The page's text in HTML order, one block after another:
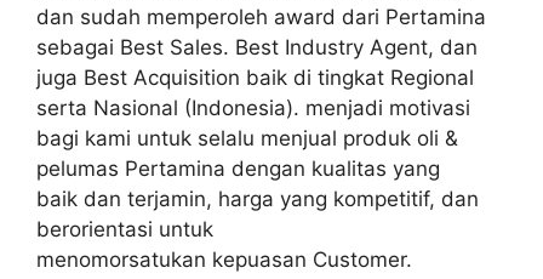
dan sudah memperoleh award dari Pertamina
sebagai Best Sales. Best Industry Agent, dan
juga Best Acquisition baik di tingkat Regional
serta Nasional (Indonesia). menjadi motivasi
bagi kami untuk selalu menjual produk oli &
pelumas Pertamina dengan kualitas yang
baik dan terjamin, harga yang kompetitif, dan
berorientasi untuk
menomorsatukan kepuasan Customer.